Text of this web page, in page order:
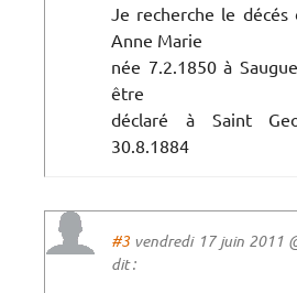
Je recherche le décés
Anne Marie
née 7.2.1850 à
être
déclaré à Saint
30.8.1884
#3 vendredi 17 juin 2011
dit :